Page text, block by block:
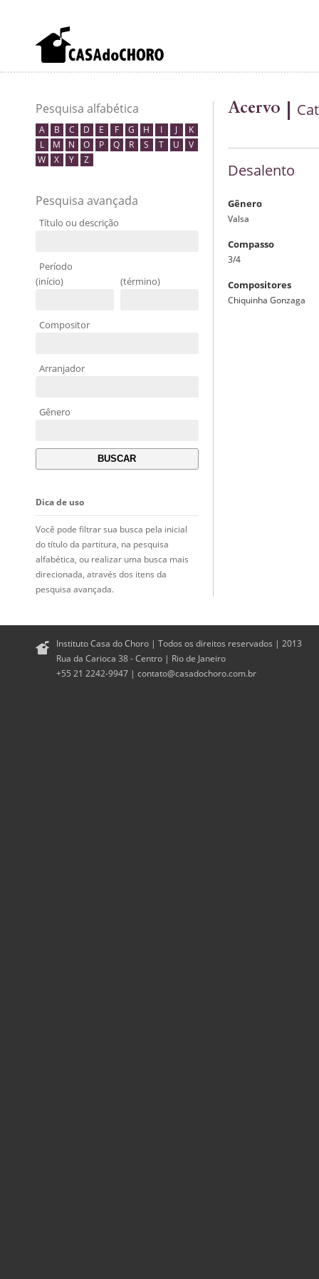
Pesquisa alfabética
A B C D E F G H I J
K
L
M N O P Q R S T U
V
W
X Y Z
Pesquisa avançada
Título ou descrição
Período
(início)
(término)
Compositor
Arranjador
Gênero
Dica de uso
Você pode filtrar sua busca pela inicial
do título da partitura, na pesquisa
alfabética, ou realizar uma busca mais
direcionada, através dos itens da
pesquisa avançada.
Acervo
Desalento
Gênero
Valsa
Compasso
3/4
Compositores
Chiquinha Gonzaga
Instituto Casa do Choro | Todos os direitos reservados | 2013
Rua da Carioca 38 - Centro | Rio de Janeiro
+55 21 2242-9947 | contato@casadochoro.com.br